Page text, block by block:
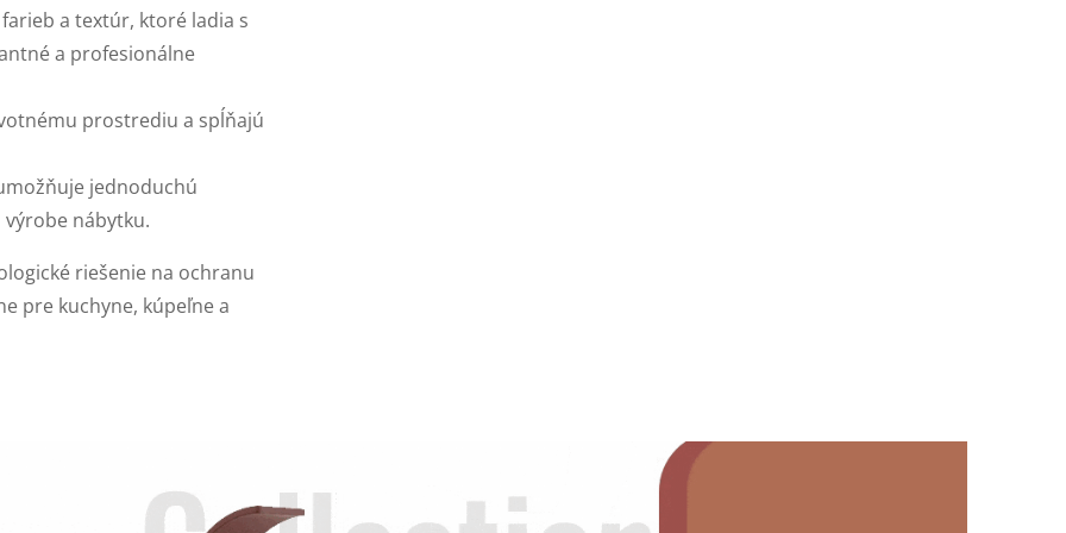
a textúr, ktoré ladia s
a profesionálne
prostrediu a spĺňajú
jednoduchú
nábytku.
riešenie na ochranu
pre kuchyne, kúpeľne a